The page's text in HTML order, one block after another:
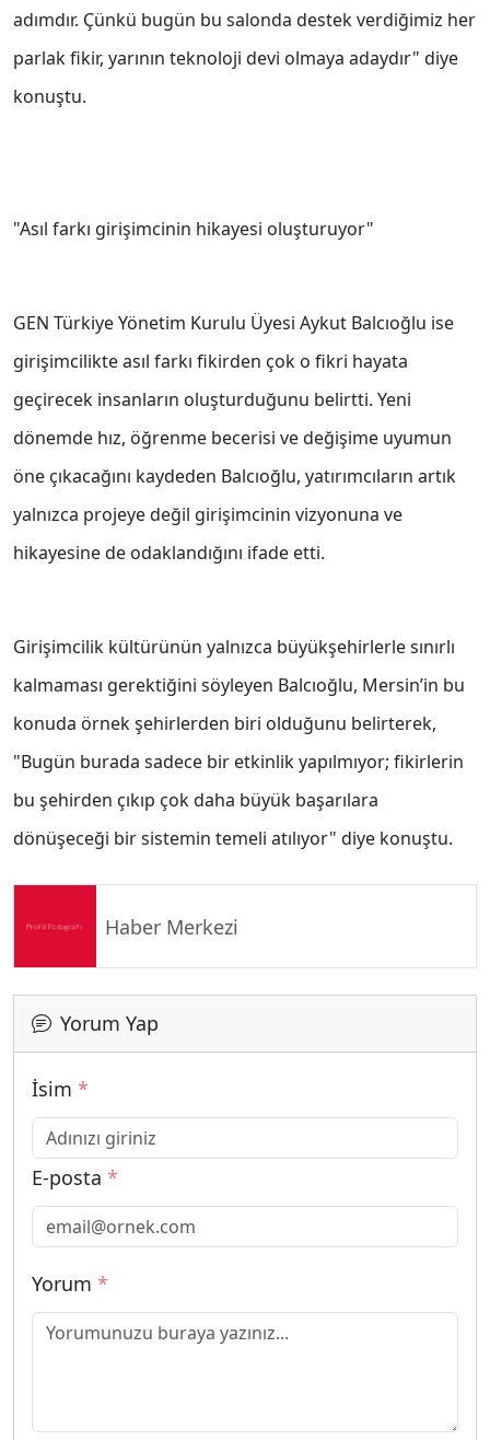
adımdır. Çünkü bugün bu salonda destek verdiğimiz her
parlak fikir, yarının teknoloji devi olmaya adaydır" diye
konuştu.
"Asıl farkı girişimcinin hikayesi oluşturuyor"
GEN Türkiye Yönetim Kurulu Üyesi Aykut Balcıoğlu ise
girişimcilikte asıl farkı fikirden çok o fikri hayata
geçirecek insanların oluşturduğunu belirtti. Yeni
dönemde hız, öğrenme becerisi ve değişime uyumun
öne çıkacağını kaydeden Balcıoğlu, yatırımcıların artık
yalnızca projeye değil girişimcinin vizyonuna ve
hikayesine de odaklandığını ifade etti.
Girişimcilik kültürünün yalnızca büyükşehirlerle sınırlı
kalmaması gerektiğini söyleyen Balcıoğlu, Mersin’in bu
konuda örnek şehirlerden biri olduğunu belirterek,
"Bugün burada sadece bir etkinlik yapılmıyor; fikirlerin
bu şehirden çıkıp çok daha büyük başarılara
dönüşeceği bir sistemin temeli atılıyor" diye konuştu.
Haber Merkezi
Yorum Yap
İsim *
E-posta *
Yorum *